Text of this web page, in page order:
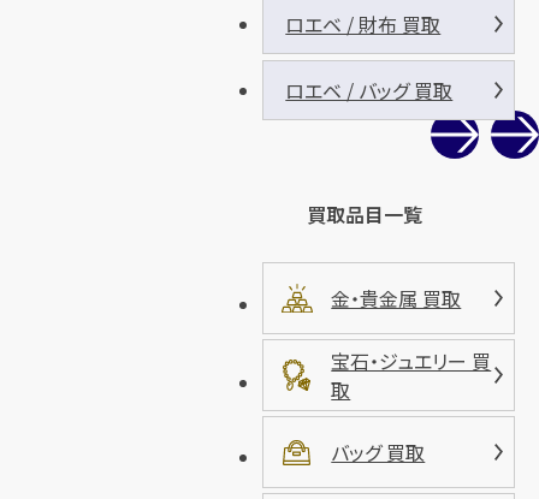
ロエベ / 財布 買取
ロエベ / バッグ 買取
買取品目一覧
金・貴金属 買取
宝石・ジュエリー 買
取
バッグ 買取